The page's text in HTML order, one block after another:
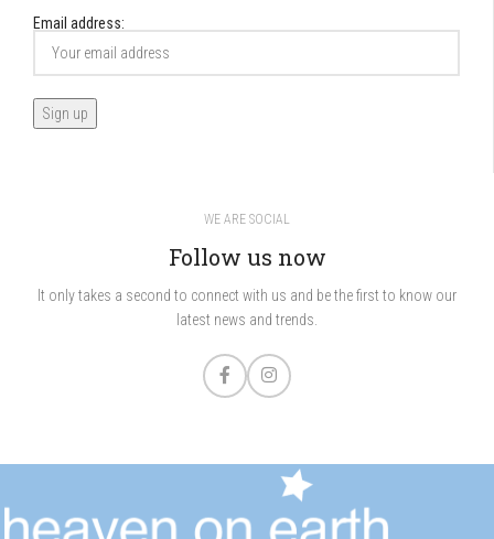
Email address:
WE ARE SOCIAL
Follow us now
It only takes a second to connect with us and be the first to know our
latest news and trends.